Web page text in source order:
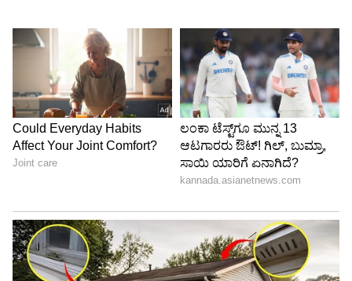
ಇದರ ಜೊತೆಗೆ ಸರ್ಕಾರ ನಾಗರಿಕರ ಅನುಕೂಲಕ್ಕೆ ಯಾವೆಲ್ಲಾ